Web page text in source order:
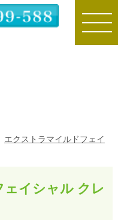
toggle
エクストラマイルドフェイ
イシャル クレ